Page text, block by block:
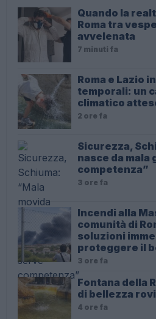
Quando la
Roma tra
avvelenata
7 minuti fa
Roma e Lazio
temporali: un
climatico
2 ore fa
Sicurezza,
nasce da
competenza”
3 ore fa
Incendi alla
comunità di
soluzioni
proteggere il
3 ore fa
Fontana della
di bellezza
4 ore fa